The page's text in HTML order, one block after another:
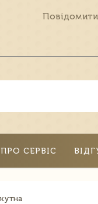
ПРО СЕРВІС